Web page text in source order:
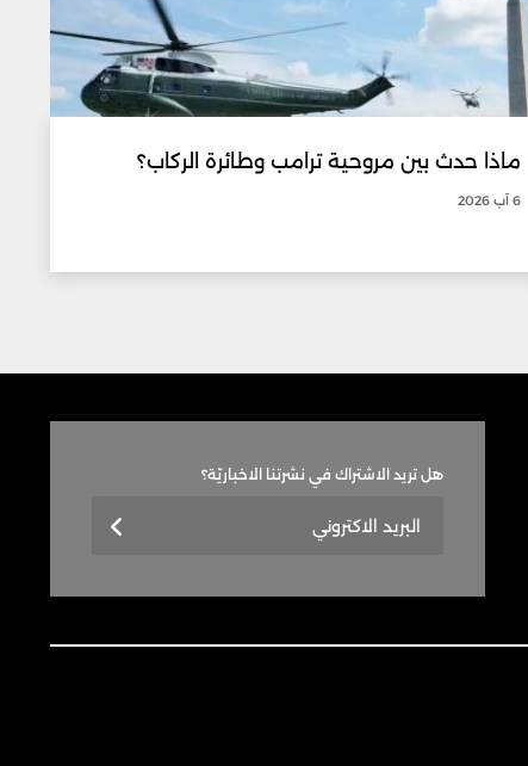
ماذا حدث بين مروحية ترامب وطائرة الركاب؟
6 آب 2026
هل تريد الاشتراك في نشرتنا الاخباريّة؟